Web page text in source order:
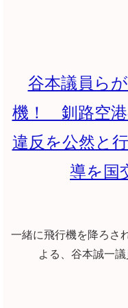
谷本議員ら
機！ 釧路空港
違反を公然と
導を国
一緒に飛行機を降ろさ
よる、谷本誠一